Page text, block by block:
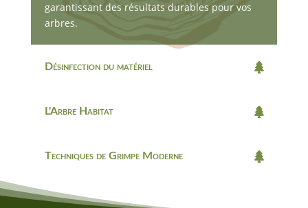
garantissant des résultats durables pour vos
arbres.
Désinfection du matériel
L'Arbre Habitat
Techniques de Grimpe Moderne